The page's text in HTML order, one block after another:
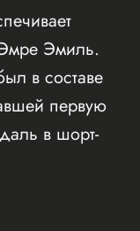
Эмиль.
в составе
первую
в шорт-